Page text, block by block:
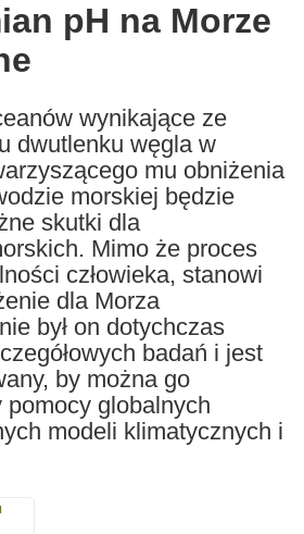
pH na Morze
wynikające ze
dwutlenku węgla w
mu obniżenia
morskiej będzie
skutki dla
Mimo że proces
człowieka, stanowi
dla Morza
był on dotychczas
badań i jest
by można go
globalnych
modeli klimatycznych i